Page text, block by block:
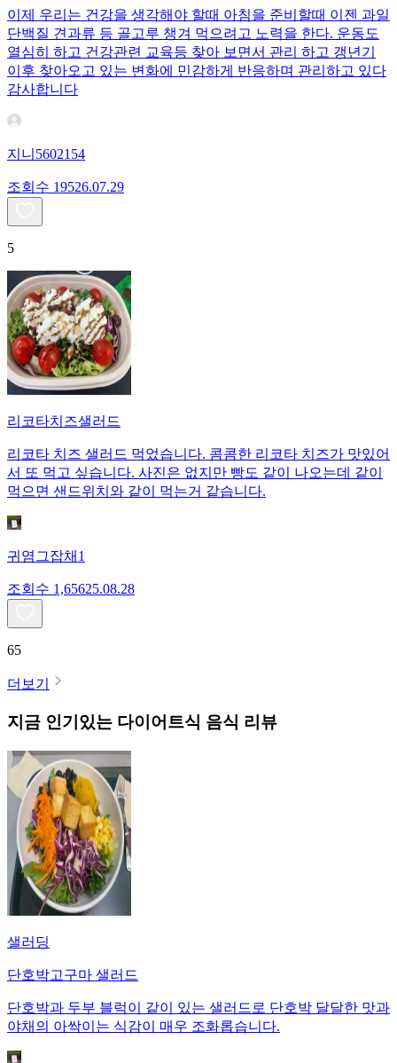
이제 우리는 건강을 생각해야 할때 아침을 준비할때 이젠 과일
단백질 견과류 등 골고루 챙겨 먹으려고 노력을 한다. 운동도
열심히 하고 건강관련 교육등 찾아 보면서 관리 하고 갱년기
이후 찾아오고 있는 변화에 민감하게 반응하며 관리하고 있다
감사합니다
지니5602154
조회수 19526.07.29
5
리코타치즈샐러드
리코타 치즈 샐러드 먹었습니다. 콤콤한 리코타 치즈가 맛있어
서 또 먹고 싶습니다. 사진은 없지만 빵도 같이 나오는데 같이
먹으면 샌드위치와 같이 먹는거 같습니다.
귀염그잡채1
조회수 1,65625.08.28
65
더보기
지금 인기있는 다이어트식 음식 리뷰
샐러딩
단호박고구마 샐러드
단호박과 두부 블럭이 같이 있는 샐러드로 단호박 달달한 맛과
야채의 아싹이는 식감이 매우 조화롭습니다.